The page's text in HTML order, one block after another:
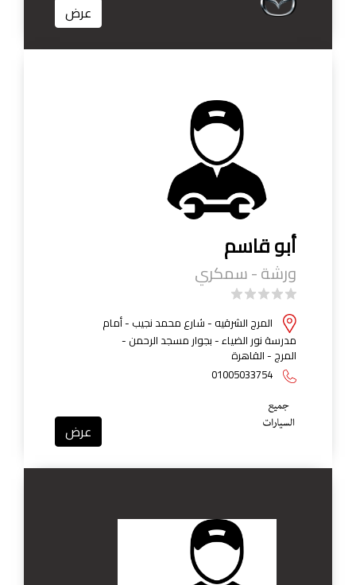
عرض
أبو قاسم
ورشة - سمكري
المرج الشرقيه - شارع محمد نجيب - أمام
مدرسة نور الضياء - بجوار مسجد الرحمن -
المرج - القاهرة
01005033754
عرض